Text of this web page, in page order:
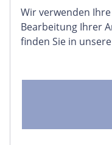
Wir verwenden
Bearbeitung Ihrer
finden Sie in unsere
X